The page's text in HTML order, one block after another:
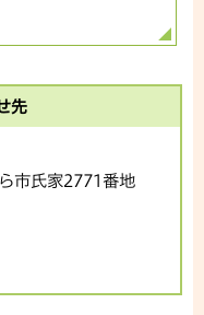
先
市氏家2771番地